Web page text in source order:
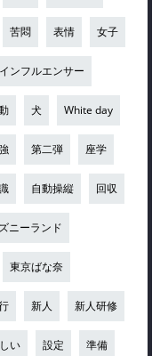
苦悶 表情 女子
インフルエンサー
犬 White day
第二弾 座学
自動操縦 回収
ニーランド
東京ばな奈
新人 新人研修
い 設定 準備